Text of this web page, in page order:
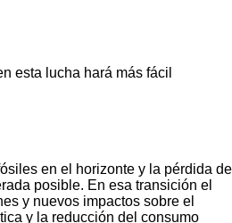
esta lucha hará más fácil
en el horizonte y la pérdida de
posible. En esa transición el
y nuevos impactos sobre el
y la reducción del consumo